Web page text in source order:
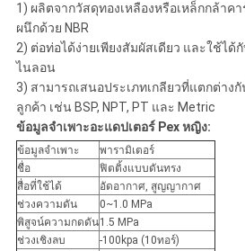
1) ผลิตจากวัสดุทองเหลืองหรือเหล็กกล้าค
ผนึกด้วย NBR
2) ต่อท่อได้ง่ายเพียงสัมผัสเดียว และใช้ไ
ไนลอน
3) สามารถเสนอประเภทเกลียวที่แตกต่าง
ลูกค้า เช่น BSP, NPT, PT และ Metric
ข้อมูลจำเพาะอะแดปเตอร์ Pex หญิง:
ข้อมูลจำเพาะ
พารามิเตอร์
ชื่อ
ฟิตติ้งแบบดันทรง
สื่อที่ใช้ได้
อัดอากาศ, สูญญากาศ
ช่วงความดัน
0~1.0 MPa
พิสูจน์ความกดดัน1.5 MPa
ช่วงเชิงลบ
-100kpa (10ทอร์)